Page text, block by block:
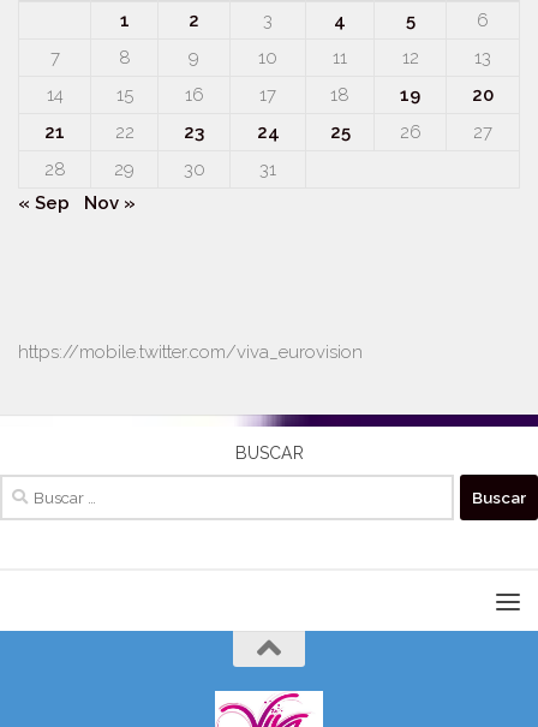
1
2 3 4 5
6
7
8 9 10 11 12
13
14
15 16 17 18 19
20
21
22 23 24 25 26
27
28
29 30
31
« Sep
Nov »
https://mobile.twitter.com/viva_eurovision
BUSCAR